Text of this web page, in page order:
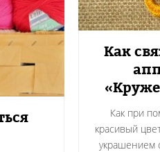
Как
Как при
красивый
украшением